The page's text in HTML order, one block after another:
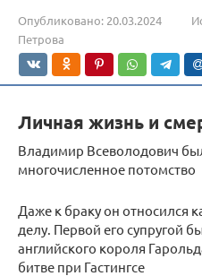
Опубликовано: 20.03.2024
Петрова
Личная жизнь и
Владимир Всеволодович
многочисленное потомство
Даже к браку он относился
делу. Первой его супругой
английского короля
битве при Гастингсе